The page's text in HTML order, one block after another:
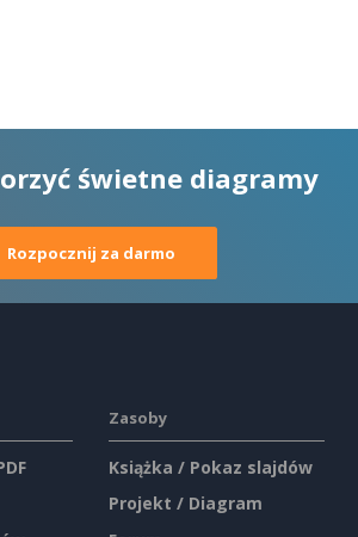
świetne diagramy
Rozpocznij za darmo
Zasoby
Książka / Pokaz slajdów
Projekt / Diagram